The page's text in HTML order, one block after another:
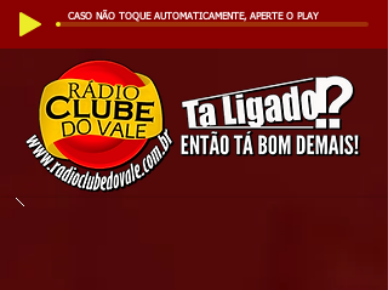
CASO NÃO TOQUE AUTOMATICAMENTE, APERTE O PLAY